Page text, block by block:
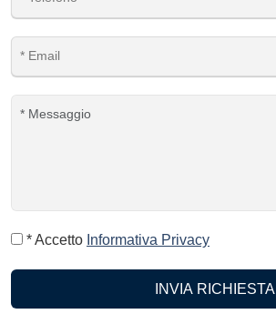
* Accetto Informativa Privacy
INVIA RICHIESTA